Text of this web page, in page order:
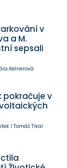
v
a M.
sepsali
Kelnerová
pokračuje v
| Tomáš Tikal